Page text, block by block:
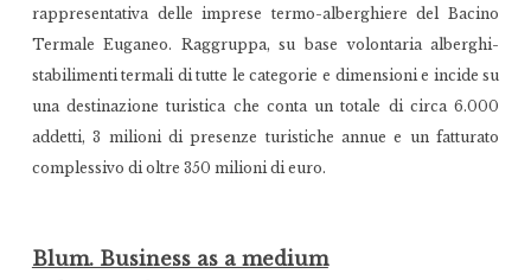
rappresentativa delle imprese termo-alberghiere del Bacino
Termale Euganeo. Raggruppa, su base volontaria alberghi-
stabilimenti termali di tutte le categorie e dimensioni e incide su
una destinazione turistica che conta un totale di circa 6.000
addetti, 3 milioni di presenze turistiche annue e un fatturato
complessivo di oltre 350 milioni di euro.
Blum. Business as a medium